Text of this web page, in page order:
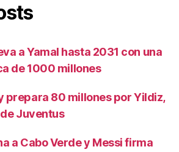
a Yamal hasta 2031 con una
de 1000 millones
prepara 80 millones por Yildiz,
Juventus
a Cabo Verde y Messi firma